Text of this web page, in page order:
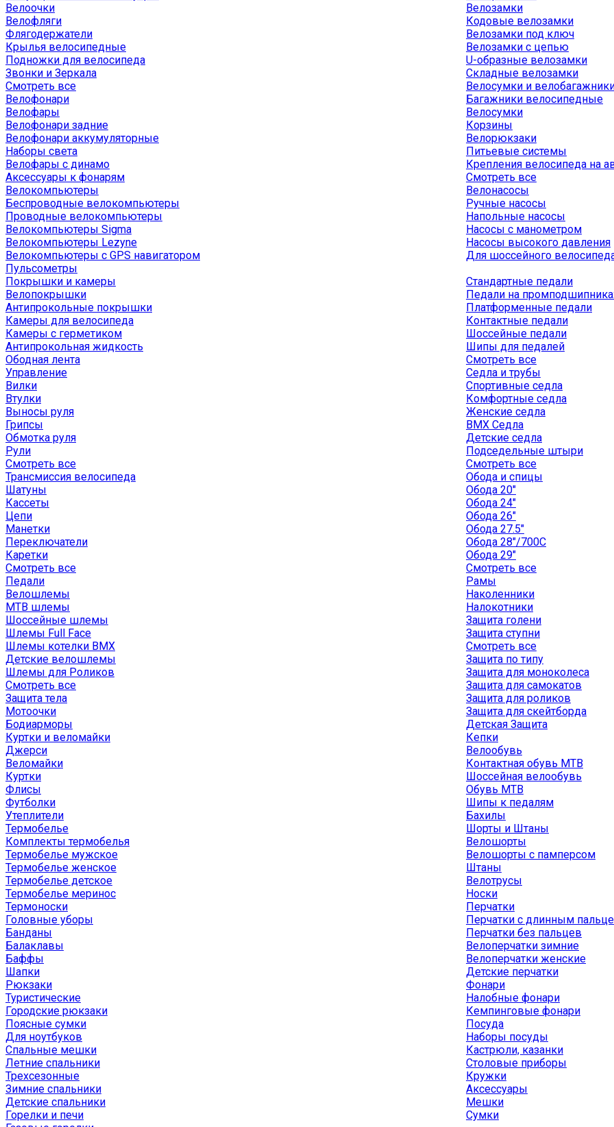
Велоочки
Велофляги
Флягодержатели
Крылья велосипедные
Подножки для велосипеда
Звонки и Зеркала
Смотреть все
Велофонари
Велофары
Велофонари задние
Велофонари аккумуляторные
Наборы света
Велофары с динамо
Аксессуары к фонарям
Велокомпьютеры
Беспроводные велокомпьютеры
Проводные велокомпьютеры
Велокомпьютеры Sigma
Велокомпьютеры Lezyne
Велокомпьютеры с GPS навигатором
Пульсометры
Велозамки
Кодовые велозамки
Велозамки под ключ
Велозамки с цепью
U-образные велозамки
Складные велозамки
Велосумки и
Багажники велосипедные
Велосумки
Корзины
Велорюкзаки
Питьевые системы
Крепления велосипеда на
Смотреть все
Велонасосы
Ручные насосы
Напольные насосы
Насосы с манометром
Насосы высокого давления
Для шоссейного
Покрышки и камеры
Велопокрышки
Антипрокольные покрышки
Камеры для велосипеда
Камеры с герметиком
Антипрокольная жидкость
Ободная лента
Управление
Вилки
Втулки
Выносы руля
Грипсы
Обмотка руля
Рули
Смотреть все
Трансмиссия велосипеда
Шатуны
Кассеты
Цепи
Манетки
Переключатели
Каретки
Смотреть все
Педали
Стандартные педали
Педали на
Платформенные педали
Контактные педали
Шоссейные педали
Шипы для педалей
Смотреть все
Седла и трубы
Спортивные седла
Комфортные седла
Женские седла
BMX Седла
Детские седла
Подседельные штыри
Смотреть все
Обода и спицы
Обода 20"
Обода 24"
Обода 26"
Обода 27.5"
Обода 28"/700C
Обода 29"
Смотреть все
Рамы
Велошлемы
MTB шлемы
Шоссейные шлемы
Шлемы Full Face
Шлемы котелки BMX
Детские велошлемы
Шлемы для Роликов
Смотреть все
Защита тела
Мотоочки
Бодиарморы
Наколенники
Налокотники
Защита голени
Защита ступни
Смотреть все
Защита по типу
Защита для моноколеса
Защита для самокатов
Защита для роликов
Защита для скейтборда
Детская Защита
Куртки и веломайки
Джерси
Веломайки
Куртки
Флисы
Футболки
Утеплители
Термобелье
Комплекты термобелья
Термобелье мужское
Термобелье женское
Термобелье детское
Термобелье меринос
Термоноски
Головные уборы
Банданы
Балаклавы
Баффы
Шапки
Кепки
Велообувь
Контактная обувь MTB
Шоссейная велообувь
Обувь MTB
Шипы к педалям
Бахилы
Шорты и Штаны
Велошорты
Велошорты с памперсом
Штаны
Велотрусы
Носки
Перчатки
Перчатки с длинным
Перчатки без пальцев
Велоперчатки зимние
Велоперчатки женские
Детские перчатки
Рюкзаки
Туристические
Городские рюкзаки
Поясные сумки
Для ноутбуков
Спальные мешки
Летние спальники
Трехсезонные
Зимние спальники
Детские спальники
Горелки и печи
Фонари
Налобные фонари
Кемпинговые фонари
Посуда
Наборы посуды
Кастрюли, казанки
Столовые приборы
Кружки
Аксессуары
Мешки
Сумки